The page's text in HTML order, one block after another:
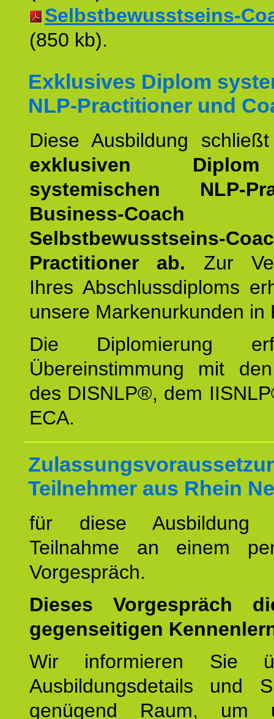
Selbstbewusstseins-
(850 kb).
Exklusives Diplom
NLP-Practitioner und
Diese Ausbildung
exklusiven
systemischen NLP-
Business-Coach
Selbstbewusstseins-
Practitioner ab. Zur
Ihres Abschlussdiploms
unsere Markenurkunden in
Die Diplomierung
Übereinstimmung mit
des DISNLP®, dem
ECA.
Teilnehmer aus Rhein
für diese
Teilnahme an einem
Vorgespräch.
Dieses Vorgespräch
gegenseitigen
Wir informieren Sie
Ausbildungsdetails und
genügend Raum, um